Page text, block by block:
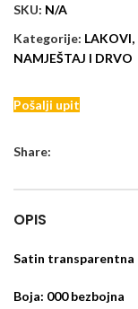
SKU: N/A
Kategorije: LAKOVI,
NAMJEŠTAJ I DRVO
Pošalji upit
Share:
OPIS
Satin transparentna
Boja: 000 bezbojna